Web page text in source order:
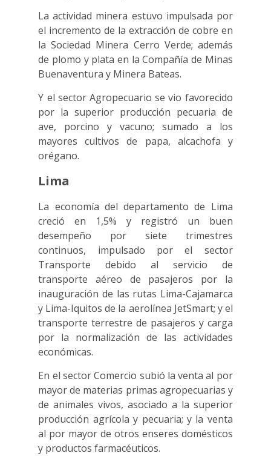
La actividad minera estuvo impulsada por
el incremento de la extracción de cobre en
la Sociedad Minera Cerro Verde; además
de plomo y plata en la Compañía de Minas
Buenaventura y Minera Bateas.
Y el sector Agropecuario se vio favorecido
por la superior producción pecuaria de
ave, porcino y vacuno; sumado a los
mayores cultivos de papa, alcachofa y
orégano.
Lima
La economía del departamento de Lima
creció en 1,5% y registró un buen
desempeño por siete trimestres
continuos, impulsado por el sector
Transporte debido al servicio de
transporte aéreo de pasajeros por la
inauguración de las rutas Lima-Cajamarca
y Lima-Iquitos de la aerolínea JetSmart; y el
transporte terrestre de pasajeros y carga
por la normalización de las actividades
económicas.
En el sector Comercio subió la venta al por
mayor de materias primas agropecuarias y
de animales vivos, asociado a la superior
producción agrícola y pecuaria; y la venta
al por mayor de otros enseres domésticos
y productos farmacéuticos.